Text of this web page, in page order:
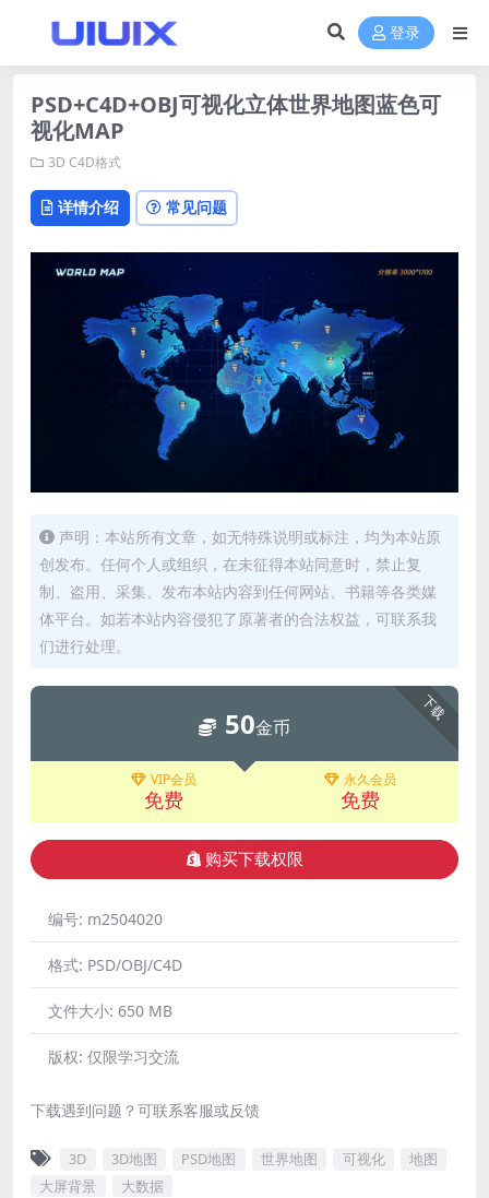
登录
PSD+C4D+OBJ可视化立体世界地图蓝色可
视化MAP
3D C4D格式
详情介绍 常见问题
声明：本站所有文章，如无特殊说明或标注，均为本站原
创发布。任何个人或组织，在未征得本站同意时，禁止复
制、盗用、采集、发布本站内容到任何网站、书籍等各类媒
体平台。如若本站内容侵犯了原著者的合法权益，可联系我
们进行处理。
下载
50金币
VIP会员
免费
永久会员
免费
购买下载权限
编号: m2504020
格式: PSD/OBJ/C4D
文件大小: 650 MB
版权: 仅限学习交流
下载遇到问题？可联系客服或反馈
3D 3D地图 PSD地图 世界地图 可视化
地图
大屏背景
大数据